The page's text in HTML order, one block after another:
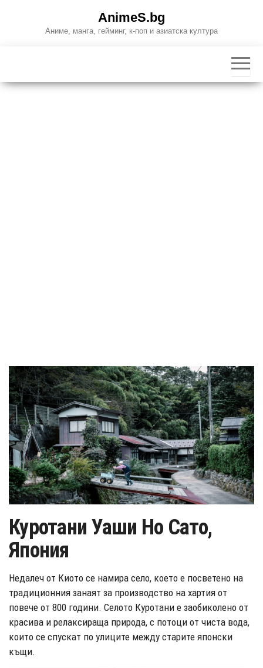
AnimeS.bg
Аниме, манга, гейминг, к-поп и азиатска култура
Куротани Уаши Но Сато,
Япония
Недалеч от Киото се намира село, което е посветено на
традиционния занаят за производство на хартия от
повече от 800 години. Селото Куротани е заобиколено от
красива и релаксираща природа, с потоци от чиста вода,
които се спускат по улиците между старите японски
къщи.